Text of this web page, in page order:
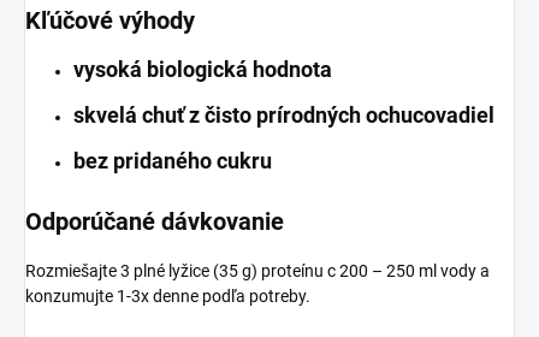
Kľúčové výhody
vysoká biologická hodnota
skvelá chuť z čisto prírodných ochucovadiel
bez pridaného cukru
Odporúčané dávkovanie
Rozmiešajte 3 plné lyžice (35 g) proteínu c 200 – 250 ml vody a
konzumujte 1-3x denne podľa potreby.